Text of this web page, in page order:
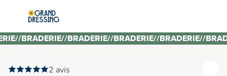
//BRADERIE//BRADERIE//BRADERIE//BRADERIE//
2 avis